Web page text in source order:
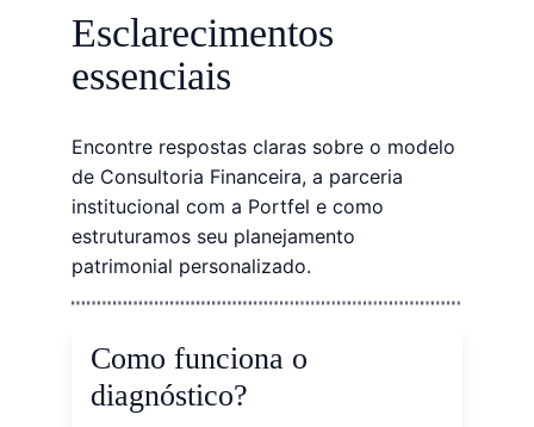
Esclarecimentos
essenciais
Encontre respostas claras sobre o modelo
de Consultoria Financeira, a parceria
institucional com a Portfel e como
estruturamos seu planejamento
patrimonial personalizado.
Como funciona o
diagnóstico?